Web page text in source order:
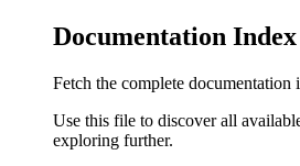
Documentation Index
Fetch the complete documentation
Use this file to discover all
exploring further.